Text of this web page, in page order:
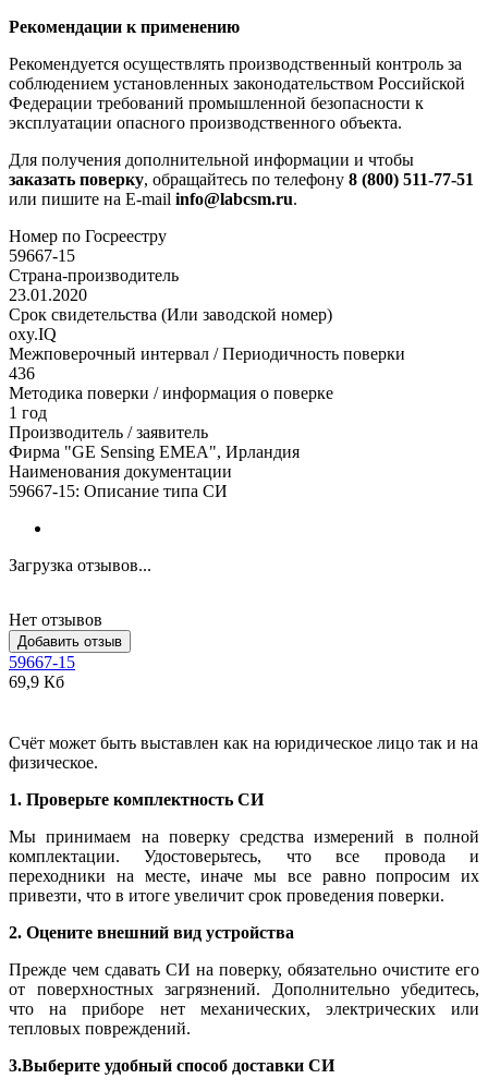
Рекомендации к применению
Рекомендуется осуществлять производственный контроль за
соблюдением установленных законодательством Российской
Федерации требований промышленной безопасности к
эксплуатации опасного производственного объекта.
Для получения дополнительной информации и чтобы
заказать поверку, обращайтесь по телефону 8 (800) 511-77-51
или пишите на E-mail info@labcsm.ru.
Номер по Госреестру
59667-15
Страна-производитель
23.01.2020
Срок свидетельства (Или заводской номер)
oxy.IQ
Межповерочный интервал / Периодичность поверки
436
Методика поверки / информация о поверке
1 год
Производитель / заявитель
Фирма "GE Sensing EMEA", Ирландия
Наименования документации
59667-15: Описание типа СИ
Загрузка отзывов...
Нет отзывов
Добавить отзыв
59667-15
69,9 Кб
Счёт может быть выставлен как на юридическое лицо так и на
физическое.
1. Проверьте комплектность СИ
Мы принимаем на поверку средства измерений в полной
комплектации. Удостоверьтесь, что все провода и
переходники на месте, иначе мы все равно попросим их
привезти, что в итоге увеличит срок проведения поверки.
2. Оцените внешний вид устройства
Прежде чем сдавать СИ на поверку, обязательно очистите его
от поверхностных загрязнений. Дополнительно убедитесь,
что на приборе нет механических, электрических или
тепловых повреждений.
3.Выберите удобный способ доставки СИ